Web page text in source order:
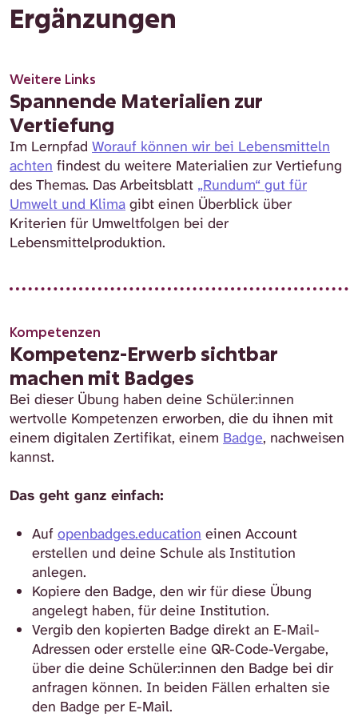
Ergänzungen
Weitere Links
Spannende Materialien zur
Vertiefung
Im Lernpfad Worauf können wir bei Lebensmitteln
achten findest du weitere Materialien zur Vertiefung
des Themas. Das Arbeitsblatt „Rundum“ gut für
Umwelt und Klima gibt einen Überblick über
Kriterien für Umweltfolgen bei der
Lebensmittelproduktion.
Kompetenzen
Kompetenz-Erwerb sichtbar
machen mit Badges
Bei dieser Übung haben deine Schüler:innen
wertvolle Kompetenzen erworben, die du ihnen mit
einem digitalen Zertifikat, einem Badge, nachweisen
kannst.
Das geht ganz einfach:
Auf openbadges.education einen Account
erstellen und deine Schule als Institution
anlegen.
Kopiere den Badge, den wir für diese Übung
angelegt haben, für deine Institution.
Vergib den kopierten Badge direkt an E-Mail-
Adressen oder erstelle eine QR-Code-Vergabe,
über die deine Schüler:innen den Badge bei dir
anfragen können. In beiden Fällen erhalten sie
den Badge per E-Mail.